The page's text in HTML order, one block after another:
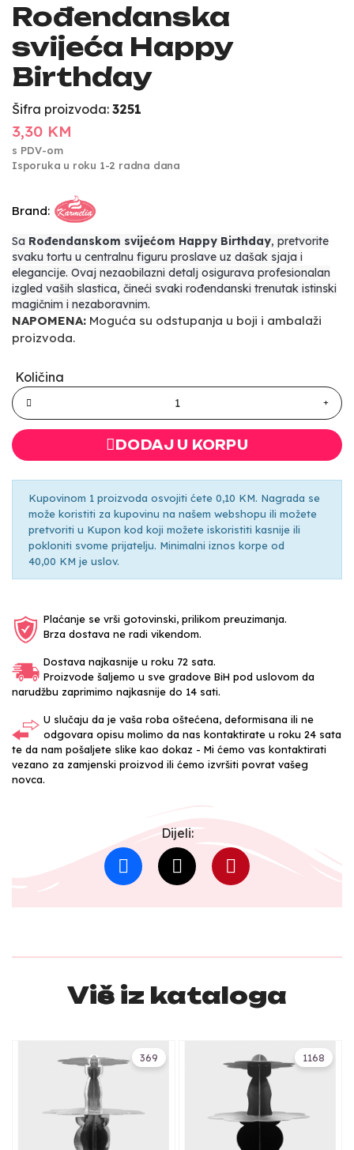
Rođendanska
svijeća Happy
Birthday
Šifra proizvoda: 3251
3,30 KM
s PDV-om
Isporuka u roku 1-2 radna dana
Brand:
Sa Rođendanskom svijećom Happy Birthday, pretvorite
svaku tortu u centralnu figuru proslave uz dašak sjaja i
elegancije. Ovaj nezaobilazni detalj osigurava profesionalan
izgled vaših slastica, čineći svaki rođendanski trenutak istinski
magičnim i nezaboravnim.
NAPOMENA: Moguća su odstupanja u boji i ambalaži
proizvoda.
Količina
DODAJ U KORPU
Kupovinom 1 proizvoda osvojiti ćete 0,10 KM. Nagrada se
može koristiti za kupovinu na našem webshopu ili možete
pretvoriti u Kupon kod koji možete iskoristiti kasnije ili
pokloniti svome prijatelju. Minimalni iznos korpe od
40,00 KM je uslov.
Plaćanje se vrši gotovinski, prilikom preuzimanja.
Brza dostava ne radi vikendom.
Dostava najkasnije u roku 72 sata.
Proizvode šaljemo u sve gradove BiH pod uslovom da
narudžbu zaprimimo najkasnije do 14 sati.
U slučaju da je vaša roba oštećena, deformisana ili ne
odgovara opisu molimo da nas kontaktirate u roku 24 sata
te da nam pošaljete slike kao dokaz - Mi ćemo vas kontaktirati
vezano za zamjenski proizvod ili ćemo izvršiti povrat vašeg
novca.
Dijeli:
Više iz kataloga
369 1168